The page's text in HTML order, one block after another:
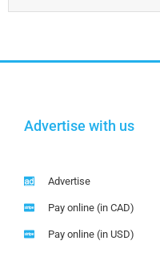
Advertise with us
Advertise
Pay online (in CAD)
Pay online (in USD)